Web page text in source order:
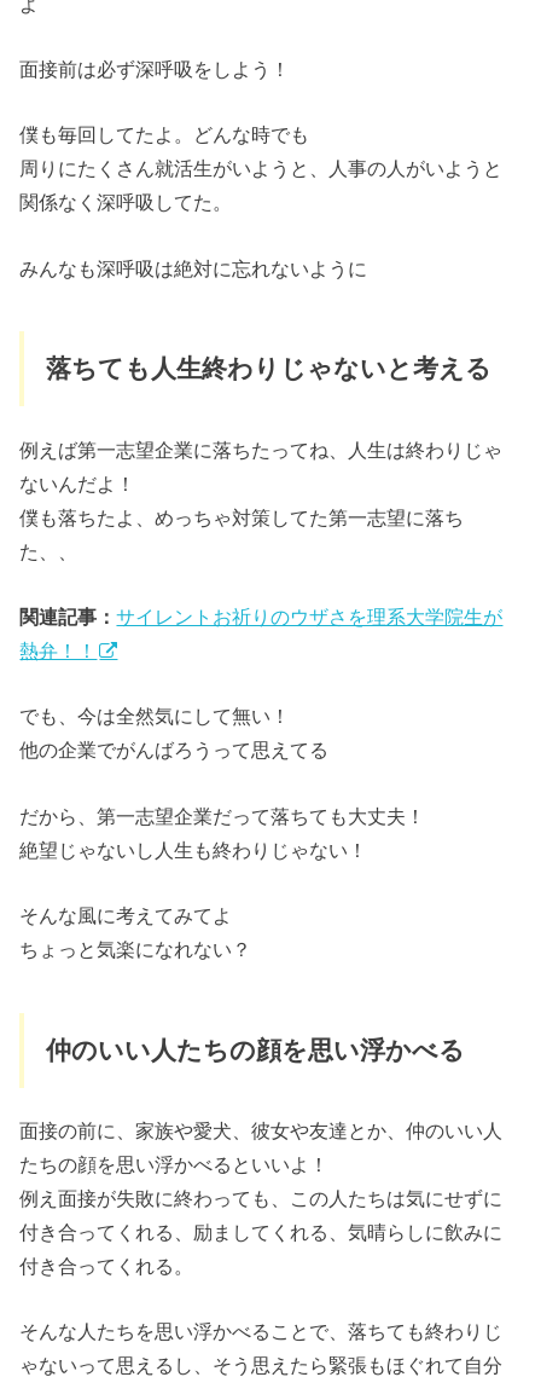
面接前は必ず深呼吸をしよう！
僕も毎回してたよ。どんな時でも
周りにたくさん就活生がいようと、人事の人がいようと
関係なく深呼吸してた。
みんなも深呼吸は絶対に忘れないように
落ちても人生終わりじゃないと考える
例えば第一志望企業に落ちたってね、人生は終わりじゃ
ないんだよ！
僕も落ちたよ、めっちゃ対策してた第一志望に落ち
た、、
関連記事：サイレントお祈りのウザさを理系大学院生が
熱弁！！
でも、今は全然気にして無い！
他の企業でがんばろうって思えてる
だから、第一志望企業だって落ちても大丈夫！
絶望じゃないし人生も終わりじゃない！
そんな風に考えてみてよ
ちょっと気楽になれない？
仲のいい人たちの顔を思い浮かべる
面接の前に、家族や愛犬、彼女や友達とか、仲のいい人
たちの顔を思い浮かべるといいよ！
例え面接が失敗に終わっても、この人たちは気にせずに
付き合ってくれる、励ましてくれる、気晴らしに飲みに
付き合ってくれる。
そんな人たちを思い浮かべることで、落ちても終わりじ
ゃないって思えるし、そう思えたら緊張もほぐれて自分